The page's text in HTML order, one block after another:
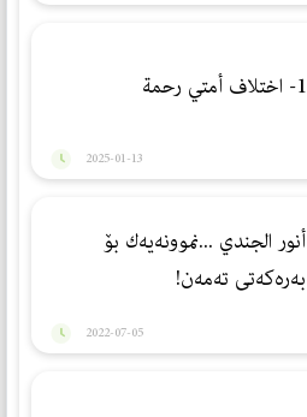
1- اختلاف أمتي رحمة
2025-01-13
أنور الجندي ...نموونەیەك بۆ
بەرەكەتی تەمەن!
2022-07-05